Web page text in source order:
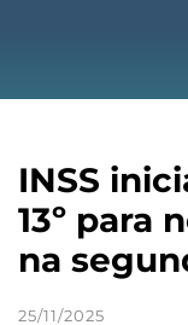
INSS
13º para
na
25/11/2025